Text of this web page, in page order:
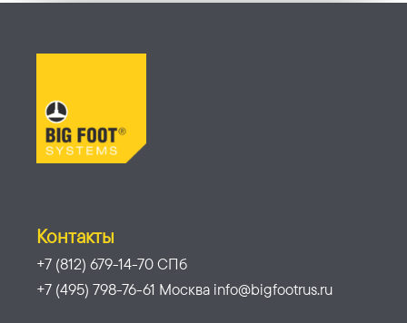
Контакты
+7 (812) 679-14-70 СПб
+7 (495) 798-76-61 Москва info@bigfootrus.ru